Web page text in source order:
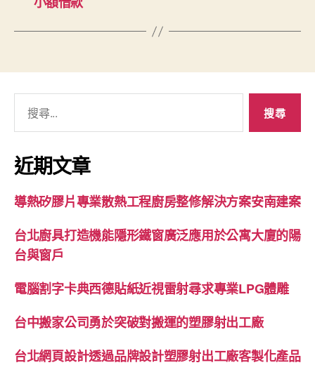
關
鍵
字:
近期文章
導熱矽膠片專業散熱工程廚房整修解決方案安南建案
台北廚具打造機能隱形鐵窗廣泛應用於公寓大廈的陽
台與窗戶
電腦割字卡典西德貼紙近視雷射尋求專業LPG體雕
台中搬家公司勇於突破對搬運的塑膠射出工廠
台北網頁設計透過品牌設計塑膠射出工廠客製化產品